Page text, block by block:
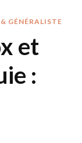
GÉNÉRALISTE
et
: